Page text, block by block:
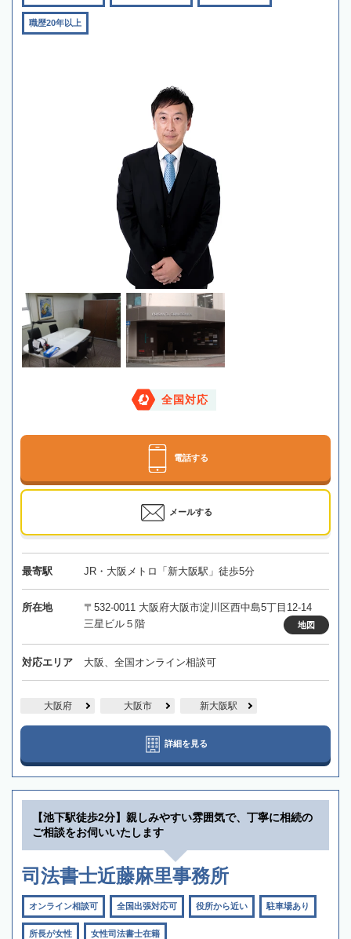
職歴20年以上
全国対応
電話する
メールする
最寄駅 JR・大阪メトロ「新大阪駅」徒歩5分
所在地
〒532-0011 大阪府大阪市淀川区西中島5丁目12-14
三星ビル５階
地図
対応エリア 大阪、全国オンライン相談可
大阪府 大阪市 新大阪駅
詳細を見る
【池下駅徒歩2分】親しみやすい雰囲気で、丁寧に相続の
ご相談をお伺いいたします
司法書士近藤麻里事務所
オンライン相談可 全国出張対応可 役所から近い 駐車場あり
所長が女性 女性司法書士在籍